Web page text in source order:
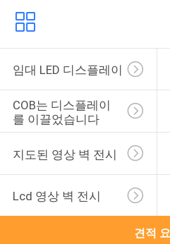
임대 LED 디스플레이
COB는 디스플레이
를 이끌었습니다
지도된 영상 벽 전시
Lcd 영상 벽 전시
견적